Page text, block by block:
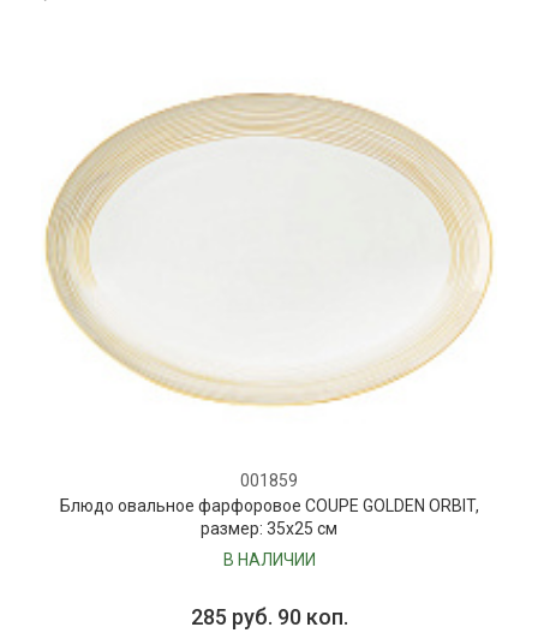
001859
Блюдо овальное фарфоровое COUPE GOLDEN ORBIT,
размер: 35х25 см
В НАЛИЧИИ
285 руб. 90 коп.